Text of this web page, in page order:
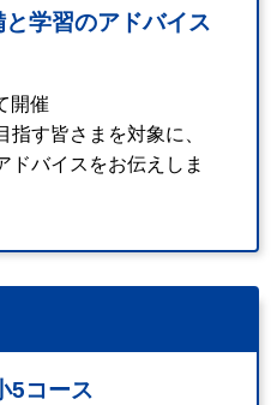
学習のアドバイス
開催
す皆さまを対象に、
ドバイスをお伝えしま
5コース